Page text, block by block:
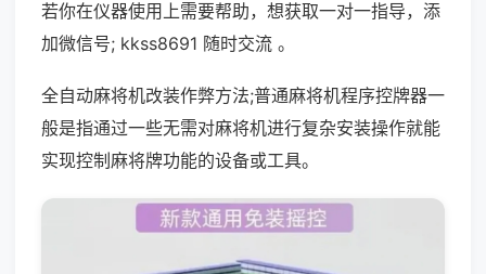
若你在仪器使用上需要帮助，想获取一对一指导，添
加微信号; kkss8691 随时交流 。
全自动麻将机改装作弊方法;普通麻将机程序控牌器一
般是指通过一些无需对麻将机进行复杂安装操作就能
实现控制麻将牌功能的设备或工具。